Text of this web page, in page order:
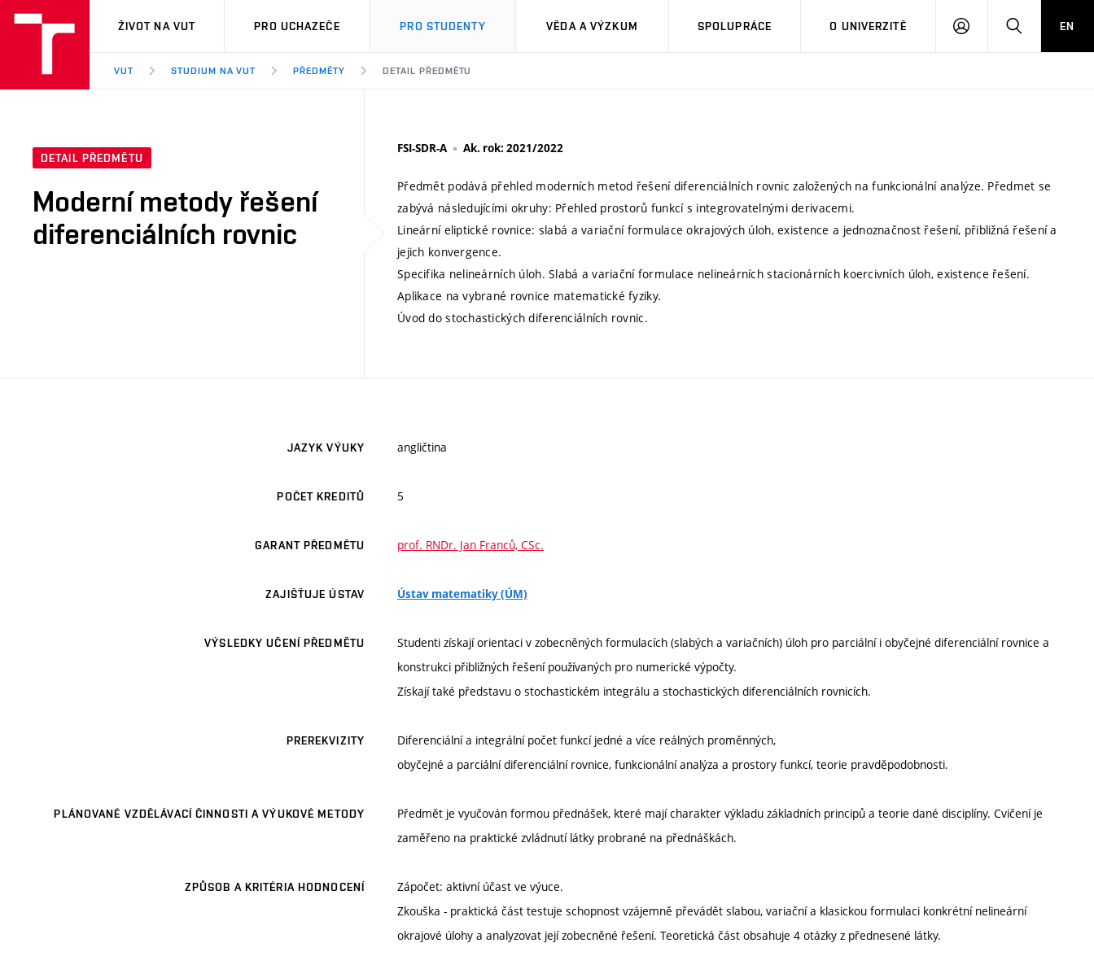
VUT
ŽIVOT NA VUT PRO UCHAZEČE PRO STUDENTY VĚDA A VÝZKUM SPOLUPRÁCE O UNIVERZITĚ
PŘIHLÁSIT HLEDATEN
VUT STUDIUM NA VUT PŘEDMĚTY DETAIL PŘEDMĚTU
DETAIL PŘEDMĚTU
Moderní metody řešení
diferenciálních rovnic
FSI-SDR-A Ak. rok: 2021/2022
Předmět podává přehled moderních metod řešení diferenciálních rovnic založených na funkcionální analýze. Předmet se
zabývá následujícími okruhy: Přehled prostorů funkcí s integrovatelnými derivacemi.
Lineární eliptické rovnice: slabá a variační formulace okrajových úloh, existence a jednoznačnost řešení, přibližná řešení a
jejich konvergence.
Specifika nelineárních úloh. Slabá a variační formulace nelineárních stacionárních koercivních úloh, existence řešení.
Aplikace na vybrané rovnice matematické fyziky.
Úvod do stochastických diferenciálních rovnic.
JAZYK VÝUKY angličtina
POČET KREDITŮ 5
GARANT PŘEDMĚTU prof. RNDr. Jan Franců, CSc.
ZAJIŠŤUJE ÚSTAV Ústav matematiky (ÚM)
VÝSLEDKY UČENÍ PŘEDMĚTU
Studenti získají orientaci v zobecněných formulacích (slabých a variačních) úloh pro parciální i obyčejné diferenciální rovnice a
konstrukci přibližných řešení používaných pro numerické výpočty.
Získají také představu o stochastickém integrálu a stochastických diferenciálních rovnicích.
PREREKVIZITY
Diferenciální a integrální počet funkcí jedné a více reálných proměnných,
obyčejné a parciální diferenciální rovnice, funkcionální analýza a prostory funkcí, teorie pravděpodobnosti.
PLÁNOVANÉ VZDĚLÁVACÍ ČINNOSTI A VÝUKOVÉ METODY
Předmět je vyučován formou přednášek, které mají charakter výkladu základních principů a teorie dané disciplíny. Cvičení je
zaměřeno na praktické zvládnutí látky probrané na přednáškách.
ZPŮSOB A KRITÉRIA HODNOCENÍ
Zápočet: aktivní účast ve výuce.
Zkouška - praktická část testuje schopnost vzájemně převádět slabou, variační a klasickou formulaci konkrétní nelineární
okrajové úlohy a analyzovat její zobecněné řešení. Teoretická část obsahuje 4 otázky z přednesené látky.